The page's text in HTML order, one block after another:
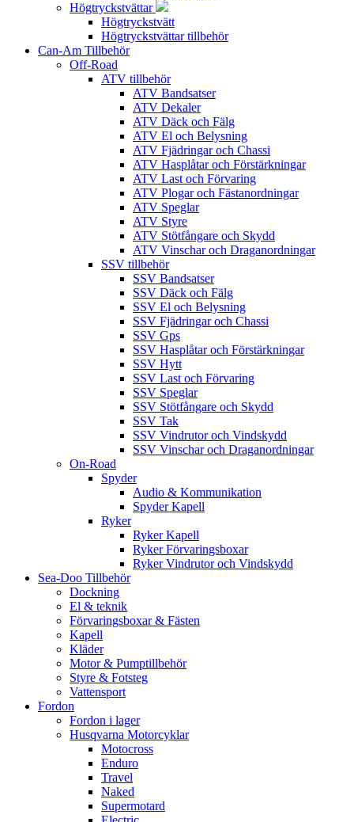
Högtryckstvättar
Högtryckstvätt
Högtryckstvättar tillbehör
Can-Am Tillbehör
Off-Road
ATV tillbehör
ATV Bandsatser
ATV Dekaler
ATV Däck och Fälg
ATV El och Belysning
ATV Fjädringar och Chassi
ATV Hasplåtar och Förstärkningar
ATV Last och Förvaring
ATV Plogar och Fästanordningar
ATV Speglar
ATV Styre
ATV Stötfångare och Skydd
ATV Vinschar och Draganordningar
SSV tillbehör
SSV Bandsatser
SSV Däck och Fälg
SSV El och Belysning
SSV Fjädringar och Chassi
SSV Gps
SSV Hasplåtar och Förstärkningar
SSV Hytt
SSV Last och Förvaring
SSV Speglar
SSV Stötfångare och Skydd
SSV Tak
SSV Vindrutor och Vindskydd
SSV Vinschar och Draganordningar
On-Road
Spyder
Audio & Kommunikation
Spyder Kapell
Ryker
Ryker Kapell
Ryker Förvaringsboxar
Ryker Vindrutor och Vindskydd
Sea-Doo Tillbehör
Dockning
El & teknik
Förvaringsboxar & Fästen
Kapell
Kläder
Motor & Pumptillbehör
Styre & Fotsteg
Vattensport
Fordon
Fordon i lager
Husqvarna Motorcyklar
Motocross
Enduro
Travel
Naked
Supermotard